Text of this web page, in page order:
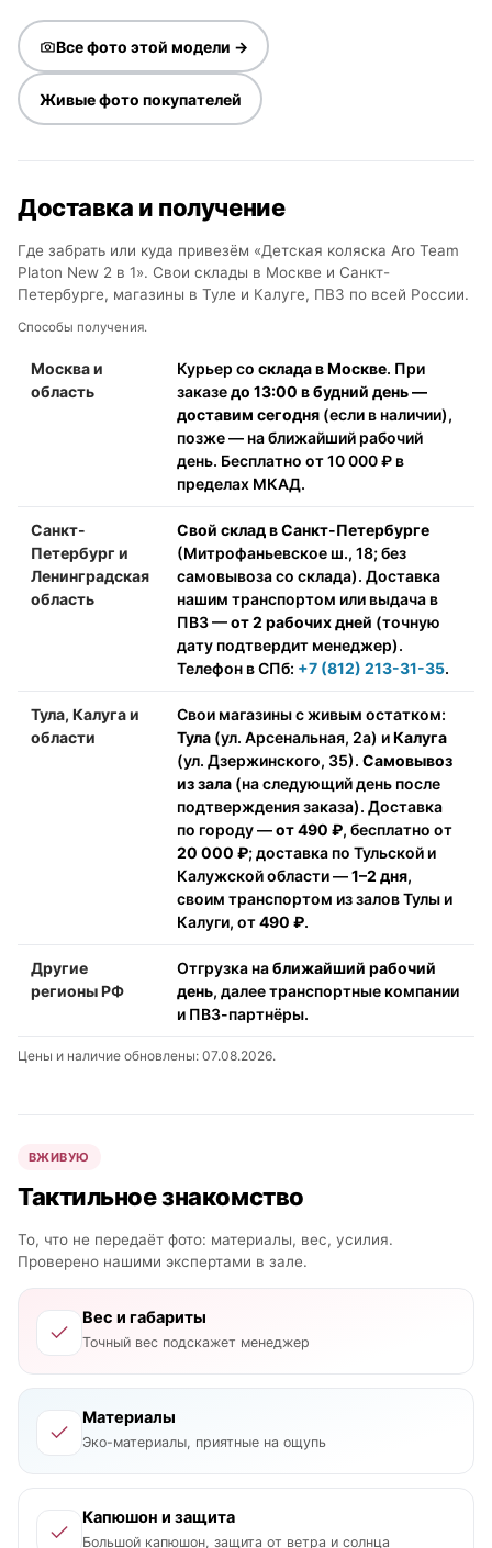
Все фото этой модели →
Живые фото покупателей
Доставка и получение
Где забрать или куда привезём «Детская коляска Aro Team
Platon New 2 в 1». Свои склады в Москве и Санкт-
Петербурге, магазины в Туле и Калуге, ПВЗ по всей России.
Способы получения.
Москва и
область
Курьер со склада в Москве. При
заказедо 13:00 в будний день —
доставим сегодня (если в наличии),
позже — на ближайший рабочий
день. Бесплатно от 10 000 ₽ в
пределах МКАД.
Санкт-
Петербург и
Ленинградская
область
Свой склад в Санкт-Петербурге
(Митрофаньевское ш., 18; без
самовывоза со склада). Доставка
нашим транспортом или выдача в
ПВЗ —от 2 рабочих дней (точную
дату подтвердит менеджер).
Телефон в СПб: +7 (812) 213-31-35.
Тула, Калуга и
области
Свои магазины с живым остатком:
Тула (ул. Арсенальная, 2а) иКалуга
(ул. Дзержинского, 35). Самовывоз
из зала (на следующий день после
подтверждения заказа). Доставка
по городу —от 490 ₽, бесплатно от
20 000 ₽; доставка по Тульской и
Калужской области —1–2 дня,
своим транспортом из залов Тулы и
Калуги, от490 ₽.
Другие
регионы РФ
Отгрузка наближайший рабочий
день, далее транспортные компании
и ПВЗ-партнёры.
Цены и наличие обновлены: 07.08.2026.
ВЖИВУЮ
Тактильное знакомство
То, что не передаёт фото: материалы, вес, усилия.
Проверено нашими экспертами в зале.
Вес и габариты
Точный вес подскажет менеджер
Материалы
Эко-материалы, приятные на ощупь
Капюшон и защита
Большой капюшон, защита от ветра и солнца